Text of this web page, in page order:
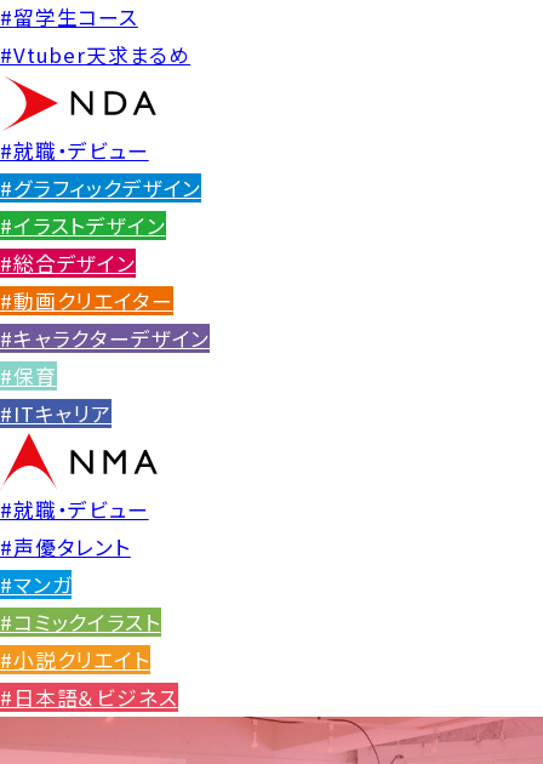
#留学生コース
#Vtuber天求まるめ
#就職・デビュー
#グラフィックデザイン
#イラストデザイン
#総合デザイン
#動画クリエイター
#キャラクターデザイン
#保育
#ITキャリア
#就職・デビュー
#声優タレント
#マンガ
#コミックイラスト
#小説クリエイト
#日本語＆ビジネス